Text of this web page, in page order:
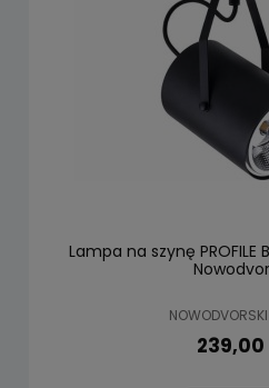
Lampa na szynę PROFILE
239,00